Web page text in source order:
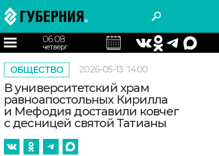
06.08
четверг
ОБЩЕСТВО 2026-05-13 14:00
В университетский храм
равноапостольных Кирилла
и Мефодия доставили ковчег
с десницей святой Татианы